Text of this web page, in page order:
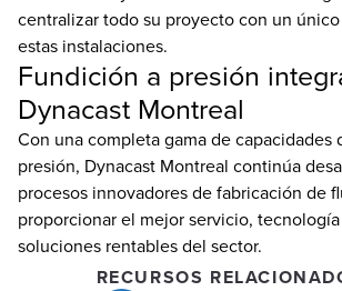
centralizar todo su proyecto con un
estas instalaciones.
Fundición a presión
Dynacast Montreal
Con una completa gama de capacidades
presión, Dynacast Montreal continúa
procesos innovadores de fabricación de
proporcionar el mejor servicio,
soluciones rentables del sector.
RECURSOS